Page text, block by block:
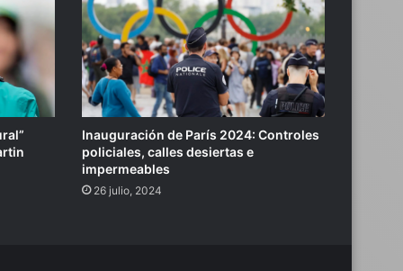
Inauguración de París 2024: Controles
policiales, calles desiertas e
impermeables
26 julio, 2024